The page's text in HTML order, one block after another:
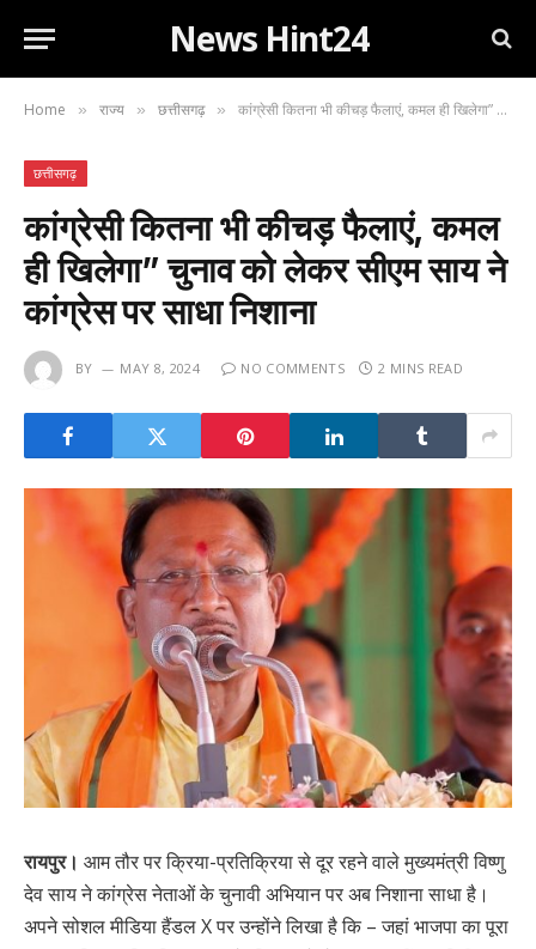
News Hint24
Home » राज्य » छत्तीसगढ़ » कांग्रेसी कितना भी कीचड़ फैलाएं, कमल ही खिलेगा” चुनाव को लेकर सीएम साय ने कांग्रेस पर साधा निशाना
छत्तीसगढ़
कांग्रेसी कितना भी कीचड़ फैलाएं, कमल
ही खिलेगा” चुनाव को लेकर सीएम साय ने
कांग्रेस पर साधा निशाना
BY MAY 8, 2024 NO COMMENTS 2 MINS READ
रायपुर। आम तौर पर क्रिया-प्रतिक्रिया से दूर रहने वाले मुख्यमंत्री विष्णु
देव साय ने कांग्रेस नेताओं के चुनावी अभियान पर अब निशाना साधा है।
अपने सोशल मीडिया हैंडल X पर उन्होंने लिखा है कि – जहां भाजपा का पूरा